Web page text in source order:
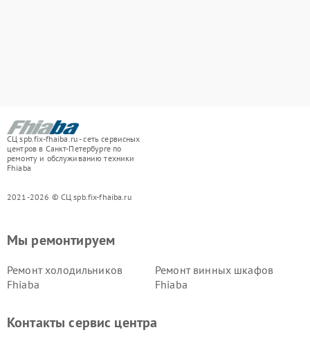
СЦ spb.fix-fhaiba.ru - сеть сервисных
центров в Санкт-Петербурге по
ремонту и обслуживанию техники
Fhiaba
2021-2026 © СЦ spb.fix-fhaiba.ru
Мы ремонтируем
Ремонт холодильников
Fhiaba
Ремонт винных шкафов
Fhiaba
Контакты сервис центра